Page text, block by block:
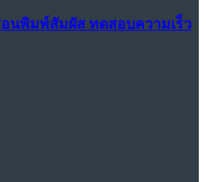
อนพิมพ์สัมผัส ทดสอบความเร็ว